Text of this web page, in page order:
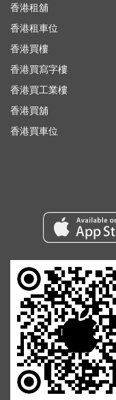
香港租舖
香港租車位
香港買樓
香港買寫字樓
香港買工業樓
香港買舖
香港買車位